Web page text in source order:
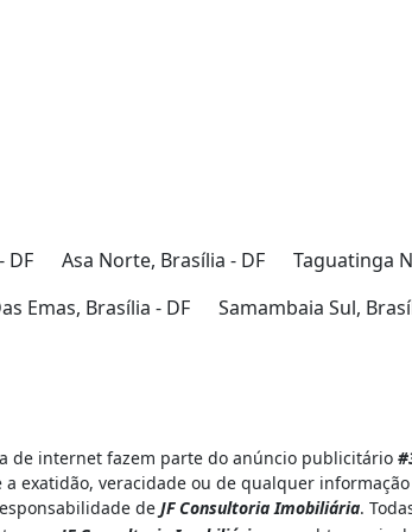
DF Asa Norte, Brasília - DF
Taguatinga
Emas, Brasília - DF
Samambaia Sul,
de internet fazem parte do anúncio publicitário
a exatidão, veracidade ou de qualquer
de JF Consultoria Imobiliária.